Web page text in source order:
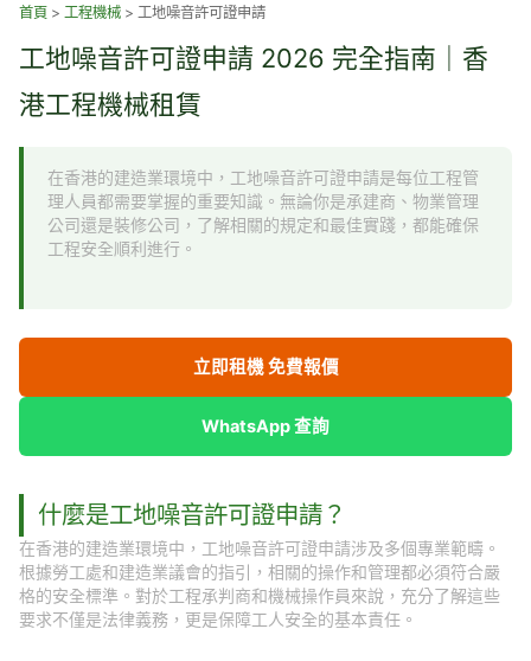
首頁 > 工程機械 > 工地噪音許可證申請
工地噪音許可證申請 2026 完全指南｜香
港工程機械租賃
在香港的建造業環境中，工地噪音許可證申請是每位工程管
理人員都需要掌握的重要知識。無論你是承建商、物業管理
公司還是裝修公司，了解相關的規定和最佳實踐，都能確保
工程安全順利進行。
立即租機 免費報價
WhatsApp 查詢
什麼是工地噪音許可證申請？
在香港的建造業環境中，工地噪音許可證申請涉及多個專業範疇。
根據勞工處和建造業議會的指引，相關的操作和管理都必須符合嚴
格的安全標準。對於工程承判商和機械操作員來說，充分了解這些
要求不僅是法律義務，更是保障工人安全的基本責任。